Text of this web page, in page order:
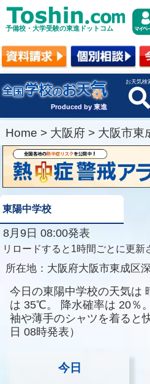
予備校・大学受験の東進ドットコム
Produced by 東進
お天気検
Home > 大阪府 > 大阪市東
東陽中学校
8月9日 08:00発表
リロードすると1時間ごとに更新
所在地： 大阪府大阪市東成区
今日の東陽中学校の天気は
は 35℃。 降水確率は 20％。
袖や薄手のシャツを着ると
日 08時発表）
今日